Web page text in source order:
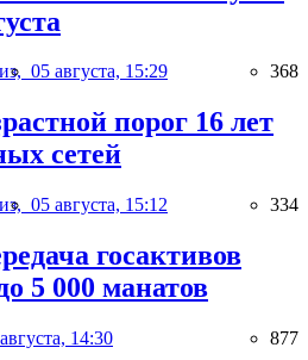
05 августа, 15:29 368
порог 16 лет
сетей
05 августа, 15:12 334
госактивов
5 000 манатов
14:30 877